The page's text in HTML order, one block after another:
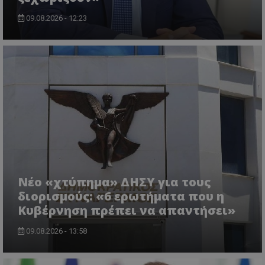
09.08.2026 - 12:23
Νέο «χτύπημα» ΔΗΣΥ για τους
διορισμούς: «6 ερωτήματα που η
Κυβέρνηση πρέπει να απαντήσει»
09.08.2026 - 13:58
ASP.NET_SessionId
Microsoft Corporation